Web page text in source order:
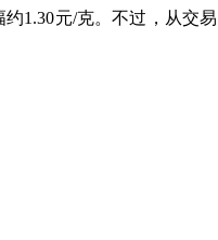
1.30元/克。不过，从交易